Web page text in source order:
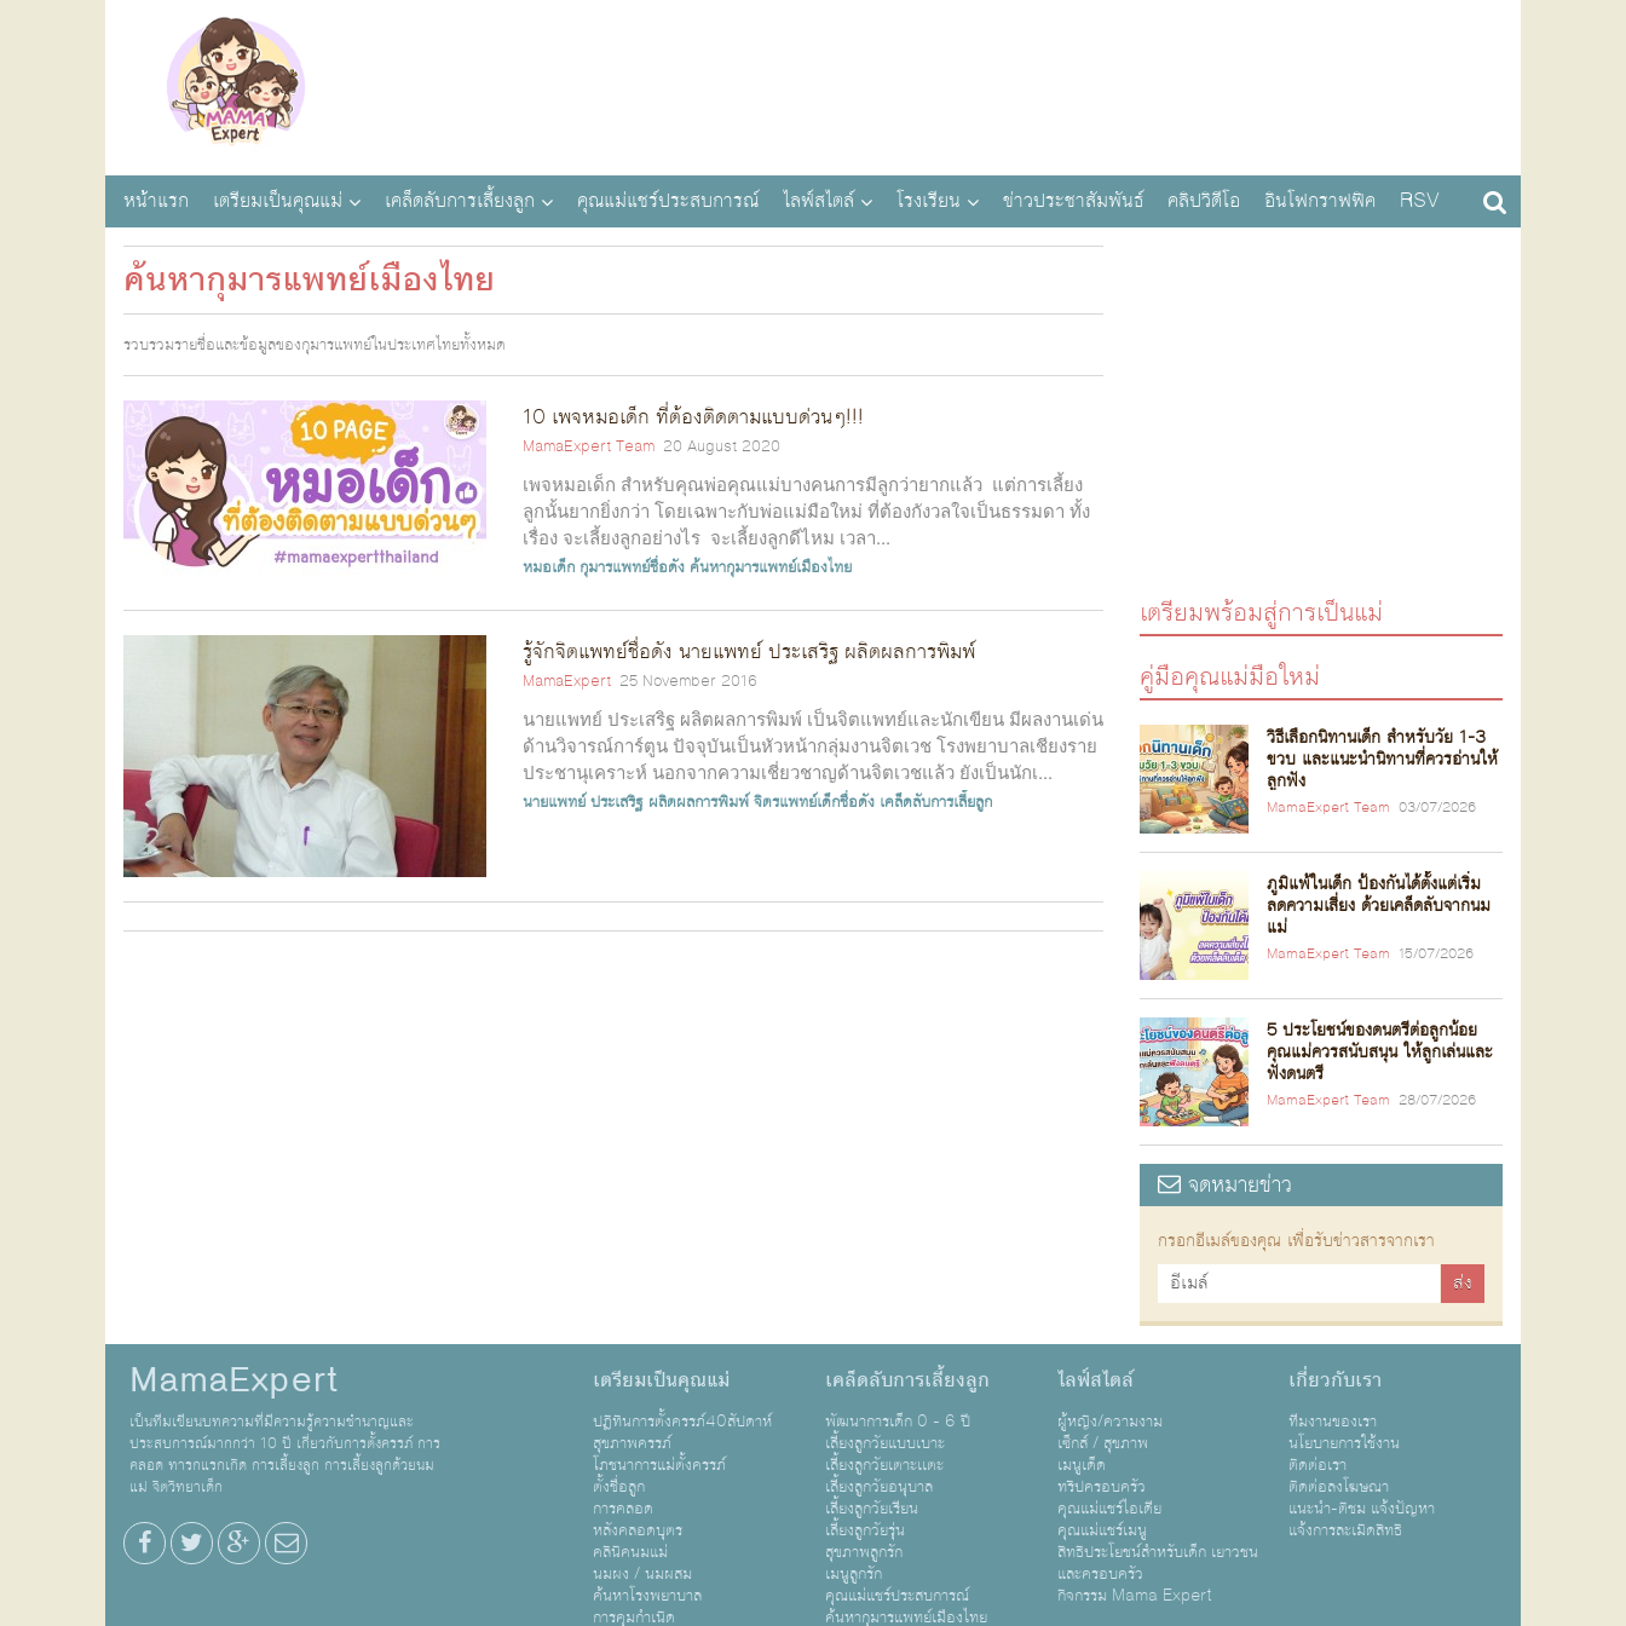
หน้าแรก เตรียมเป็นคุณแม่ เคล็ดลับการเลี้ยงลูก คุณแม่แชร์ประสบการณ์ ไลฟ์สไตล์ โรงเรียน ข่าวประชาสัมพันธ์ คลิปวิดีโอ อินโฟกราฟฟิค RSV
ค้นหากุมารแพทย์เมืองไทย
รวบรวมรายชื่อและข้อมูลของกุมารแพทย์ในประเทศไทยทั้งหมด
10 เพจหมอเด็ก ที่ต้องติดตามแบบด่วนๆ!!!
MamaExpert Team 20 August 2020
เพจหมอเด็ก สำหรับคุณพ่อคุณแม่บางคนการมีลูกว่ายากแล้ว แต่การเลี้ยง
ลูกนั้นยากยิ่งกว่า โดยเฉพาะกับพ่อแม่มือใหม่ ที่ต้องกังวลใจเป็นธรรมดา ทั้ง
เรื่อง จะเลี้ยงลูกอย่างไร จะเลี้ยงลูกดีไหม เวลา...
หมอเด็ก กุมารแพทย์ชื่อดัง ค้นหากุมารแพทย์เมืองไทย
รู้จักจิตแพทย์ชื่อดัง นายแพทย์ ประเสริฐ ผลิตผลการพิมพ์
MamaExpert 25 November 2016
นายแพทย์ ประเสริฐ ผลิตผลการพิมพ์ เป็นจิตแพทย์และนักเขียน มีผลงานเด่น
ด้านวิจารณ์การ์ตูน ปัจจุบันเป็นหัวหน้ากลุ่มงานจิตเวช โรงพยาบาลเชียงราย
ประชานุเคราะห์ นอกจากความเชี่ยวชาญด้านจิตเวชแล้ว ยังเป็นนักเ...
นายแพทย์ ประเสริฐ ผลิตผลการพิมพ์จิตรแพทย์เด็กชื่อดัง เคล็ดลับการเลี้ยลูก
เตรียมพร้อมสู่การเป็นแม่
คู่มือคุณแม่มือใหม่
วิธีเลือกนิทานเด็ก สำหรับวัย 1-3
ขวบ และแนะนำนิทานที่ควรอ่านให้
ลูกฟัง
MamaExpert Team 03/07/2026
ภูมิแพ้ในเด็ก ป้องกันได้ตั้งแต่เริ่ม
ลดความเสี่ยง ด้วยเคล็ดลับจากนม
แม่
MamaExpert Team 15/07/2026
5 ประโยชน์ของดนตรีต่อลูกน้อย
คุณแม่ควรสนับสนุน ให้ลูกเล่นและ
ฟังดนตรี
MamaExpert Team 28/07/2026
จดหมายข่าว
กรอกอีเมล์ของคุณ เพื่อรับข่าวสารจากเรา
MamaExpert
เป็นทีมเขียนบทความที่มีความรู้ความชำนาญและ
ประสบการณ์มากกว่า 10 ปี เกี่ยวกับการตั้งครรภ์ การ
คลอด ทารกแรกเกิด การเลี้ยงลูก การเลี้ยงลูกด้วยนม
แม่ จิตวิทยาเด็ก
เตรียมเป็นคุณแม่
ปฏิทินการตั้งครรภ์40สัปดาห์
สุขภาพครรภ์
โภชนาการแม่ตั้งครรภ์
ตั้งชื่อลูก
การคลอด
หลังคลอดบุตร
คลินิคนมแม่
นมผง / นมผสม
ค้นหาโรงพยาบาล
การคุมกำเนิด
เคล็ดลับการเลี้ยงลูก
พัฒนาการเด็ก 0 - 6 ปี
เลี้ยงลูกวัยแบบเบาะ
เลี้ยงลูกวัยเตาะเเตะ
เลี้ยงลูกวัยอนุบาล
เลี้ยงลูกวัยเรียน
เลี้ยงลูกวัยรุ่น
สุขภาพลูกรัก
เมนูลูกรัก
คุณแม่แชร์ประสบการณ์
ค้นหากุมารแพทย์เมืองไทย
ไลฟ์สไตล์
ผู้หญิง/ความงาม
เซ็กส์ / สุขภาพ
เมนูเด็ด
ทริปครอบครัว
คุณแม่แชร์ไอเดีย
คุณแม่แชร์เมนู
สิทธิประโยชน์สำหรับเด็ก เยาวชน
และครอบครัว
กิจกรรม Mama Expert
เกี่ยวกับเรา
ทีมงานของเรา
นโยบายการใช้งาน
ติดต่อเรา
ติดต่อลงโฆษณา
แนะนำ-ติชม แจ้งปัญหา
แจ้งการละเมิดสิทธิ